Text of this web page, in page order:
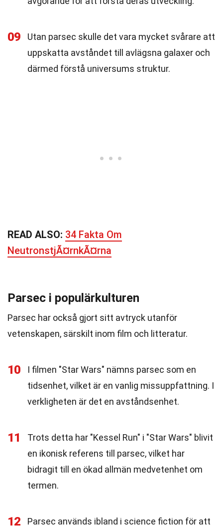
09
Utan parsec skulle det vara mycket svårare att
uppskatta avståndet till avlägsna galaxer och
därmed förstå universums struktur.
READ ALSO: 34 Fakta Om
NeutronstjÃ¤rnkÃ¤rna
Parsec i populärkulturen
Parsec har också gjort sitt avtryck utanför
vetenskapen, särskilt inom film och litteratur.
10
I filmen "Star Wars" nämns parsec som en
tidsenhet, vilket är en vanlig missuppfattning. I
verkligheten är det en avståndsenhet.
11
Trots detta har "Kessel Run" i "Star Wars" blivit
en ikonisk referens till parsec, vilket har
bidragit till en ökad allmän medvetenhet om
termen.
12
Parsec används ibland i science fiction för att